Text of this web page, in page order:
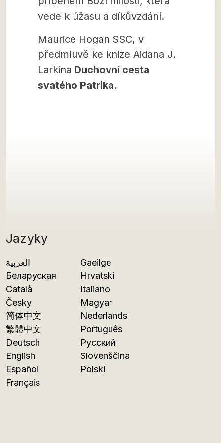
Jazyky
العربية
Беларуская
Català
Česky
简体中文
繁體中文
Deutsch
English
Español
Français
Gaeilge
Hrvatski
Italiano
Magyar
Nederlands
Português
Русский
Slovenščina
Polski
vede k úžasu a díkůvzdání.
Maurice Hogan SSC, v
předmluvě ke knize Aidana J.
Larkina Duchovní cesta
svatého Patrika.